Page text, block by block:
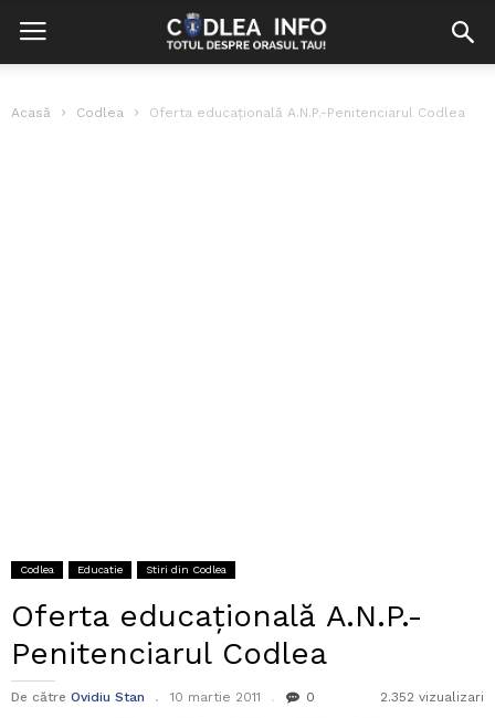
Acasă Codlea Oferta educaţională A.N.P.-Penitenciarul Codlea
Codlea Educatie Stiri din Codlea
Oferta educaţională A.N.P.-
Penitenciarul Codlea
De către Ovidiu Stan 10 martie 2011 0 2.352 vizualizari